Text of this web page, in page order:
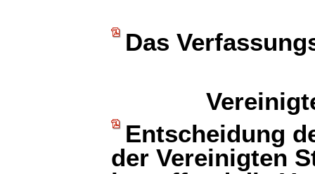
Das
Entscheidung
der Vereinigten